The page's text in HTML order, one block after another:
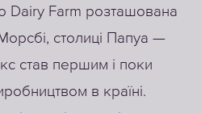
Farm розташована
столиці Папуа —
став першим і поки
в країні.